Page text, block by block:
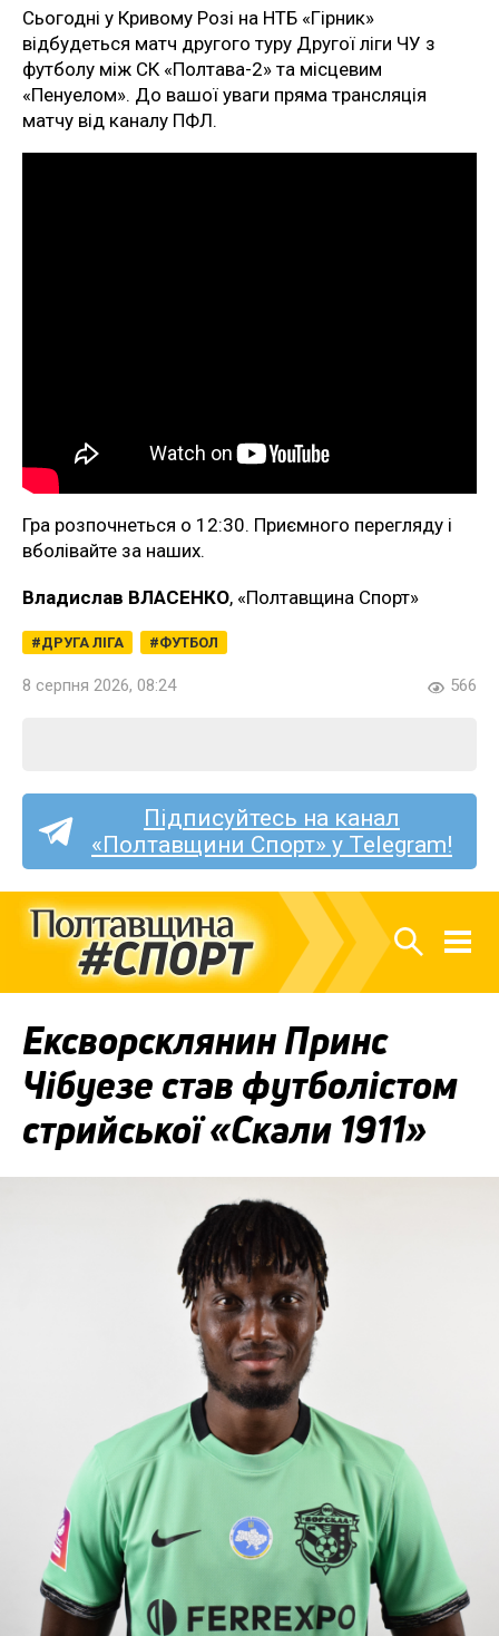
Сьогодні у Кривому Розі на НТБ «Гірник»
відбудеться матч другого туру Другої ліги ЧУ з
футболу між СК «Полтава-2» та місцевим
«Пенуелом». До вашої уваги пряма трансляція
матчу від каналу ПФЛ.
Гра розпочнеться о 12:30. Приємного перегляду і
вболівайте за наших.
Владислав ВЛАСЕНКО, «Полтавщина Спорт»
ДРУГА ЛІГА ФУТБОЛ
8 серпня 2026, 08:24 566
Підписуйтесь на канал
«Полтавщини Спорт» у Telegram!
Ексворсклянин Принс
Чібуезе став футболістом
стрийської «Скали 1911»